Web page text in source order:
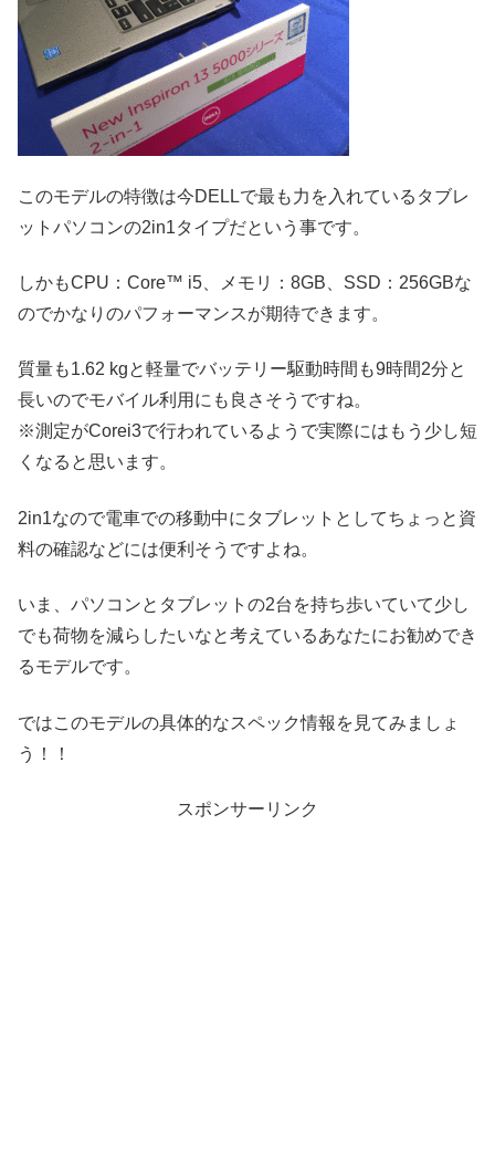
このモデルの特徴は今DELLで最も力を入れているタブレ
ットパソコンの2in1タイプだという事です。
しかもCPU：Core™ i5、メモリ：8GB、SSD：256GBな
のでかなりのパフォーマンスが期待できます。
質量も1.62 kgと軽量でバッテリー駆動時間も9時間2分と
長いのでモバイル利用にも良さそうですね。
※測定がCorei3で行われているようで実際にはもう少し短
くなると思います。
2in1なので電車での移動中にタブレットとしてちょっと資
料の確認などには便利そうですよね。
いま、パソコンとタブレットの2台を持ち歩いていて少し
でも荷物を減らしたいなと考えているあなたにお勧めでき
るモデルです。
ではこのモデルの具体的なスペック情報を見てみましょ
う！！
スポンサーリンク